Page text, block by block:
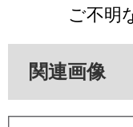
ご不明
関連画像